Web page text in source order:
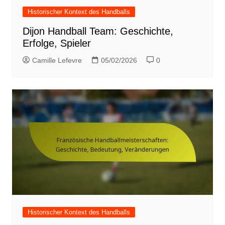
Historischer Kontext des Handballs
Dijon Handball Team: Geschichte,
Erfolge, Spieler
Camille Lefevre 05/02/2026 0
Historischer Kontext des Handballs